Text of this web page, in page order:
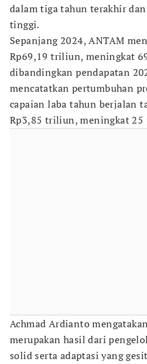
dalam tiga tahun terakhir
tinggi.
Sepanjang 2024, ANTAM
Rp69,19 triliun, meningkat
dibandingkan pendapatan
mencatatkan pertumbuhan
capaian laba tahun berjalan
Rp3,85 triliun, meningkat 25
Achmad Ardianto
merupakan hasil dari
solid serta adaptasi yang